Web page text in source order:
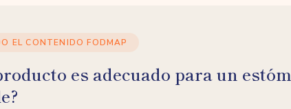
EL CONTENIDO FODMAP
es adecuado para un